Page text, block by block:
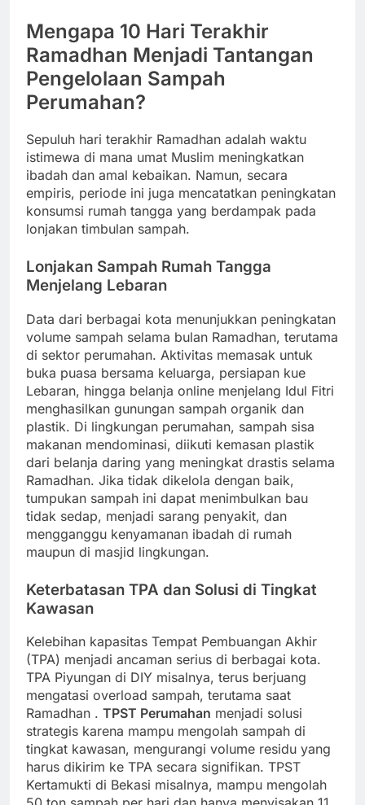
Mengapa 10 Hari Terakhir
Ramadhan Menjadi Tantangan
Pengelolaan Sampah
Perumahan?
Sepuluh hari terakhir Ramadhan adalah waktu
istimewa di mana umat Muslim meningkatkan
ibadah dan amal kebaikan. Namun, secara
empiris, periode ini juga mencatatkan peningkatan
konsumsi rumah tangga yang berdampak pada
lonjakan timbulan sampah.
Lonjakan Sampah Rumah Tangga
Menjelang Lebaran
Data dari berbagai kota menunjukkan peningkatan
volume sampah selama bulan Ramadhan, terutama
di sektor perumahan. Aktivitas memasak untuk
buka puasa bersama keluarga, persiapan kue
Lebaran, hingga belanja online menjelang Idul Fitri
menghasilkan gunungan sampah organik dan
plastik. Di lingkungan perumahan, sampah sisa
makanan mendominasi, diikuti kemasan plastik
dari belanja daring yang meningkat drastis selama
Ramadhan. Jika tidak dikelola dengan baik,
tumpukan sampah ini dapat menimbulkan bau
tidak sedap, menjadi sarang penyakit, dan
mengganggu kenyamanan ibadah di rumah
maupun di masjid lingkungan.
Keterbatasan TPA dan Solusi di Tingkat
Kawasan
Kelebihan kapasitas Tempat Pembuangan Akhir
(TPA) menjadi ancaman serius di berbagai kota.
TPA Piyungan di DIY misalnya, terus berjuang
mengatasi overload sampah, terutama saat
Ramadhan . TPST Perumahan menjadi solusi
strategis karena mampu mengolah sampah di
tingkat kawasan, mengurangi volume residu yang
harus dikirim ke TPA secara signifikan. TPST
Kertamukti di Bekasi misalnya, mampu mengolah